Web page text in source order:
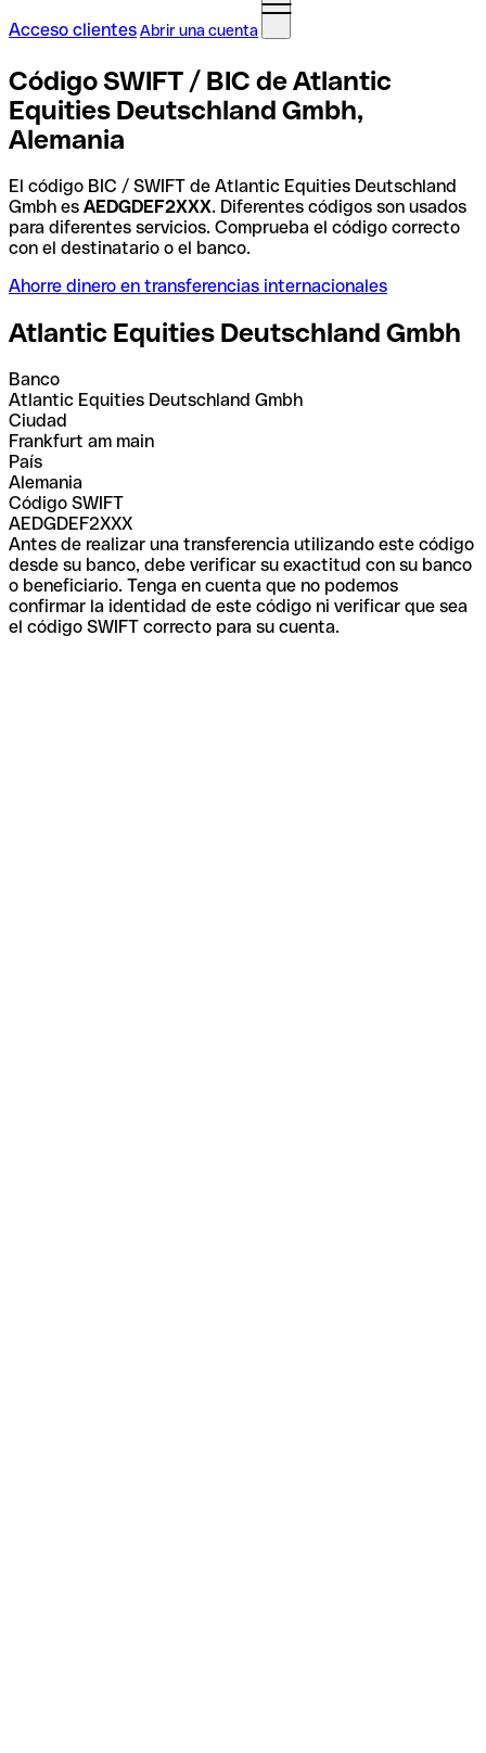
Acceso clientesAbrir una cuenta
Código SWIFT / BIC de Atlantic
Equities Deutschland Gmbh,
Alemania
El código BIC / SWIFT de Atlantic Equities Deutschland
Gmbh es AEDGDEF2XXX. Diferentes códigos son usados
para diferentes servicios. Comprueba el código correcto
con el destinatario o el banco.
Ahorre dinero en transferencias internacionales
Atlantic Equities Deutschland Gmbh
Banco
Atlantic Equities Deutschland Gmbh
Ciudad
Frankfurt am main
País
Alemania
Código SWIFT
AEDGDEF2XXX
Antes de realizar una transferencia utilizando este código
desde su banco, debe verificar su exactitud con su banco
o beneficiario. Tenga en cuenta que no podemos
confirmar la identidad de este código ni verificar que sea
el código SWIFT correcto para su cuenta.